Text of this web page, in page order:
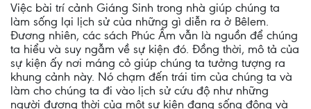
Việc bài trí cảnh Giáng Sinh trong nhà giúp chúng ta
làm sống lại lịch sử của những gì diễn ra ở Bêlem.
Đương nhiên, các sách Phúc Âm vẫn là nguồn để chúng
ta hiểu và suy ngẫm về sự kiện đó. Đồng thời, mô tả của
sự kiện ấy nơi máng cỏ giúp chúng ta tưởng tượng ra
khung cảnh này. Nó chạm đến trái tim của chúng ta và
làm cho chúng ta đi vào lịch sử cứu độ như những
người đương thời của một sự kiện đang sống động và